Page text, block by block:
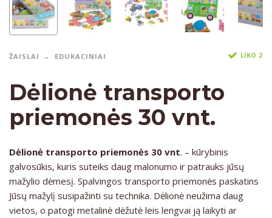
ŽAISLAI EDUKACINIAI LIKO 2
Dėlionė transporto
priemonės 30 vnt.
Dėlionė transporto priemonės 30 vnt. – kūrybinis
galvosūkis, kuris suteiks daug malonumo ir patrauks jūsų
mažylio dėmesį. Spalvingos transporto priemonės paskatins
Jūsų mažylį susipažinti su technika. Dėlionė neužima daug
vietos, o patogi metalinė dėžutė leis lengvai ją laikyti ar